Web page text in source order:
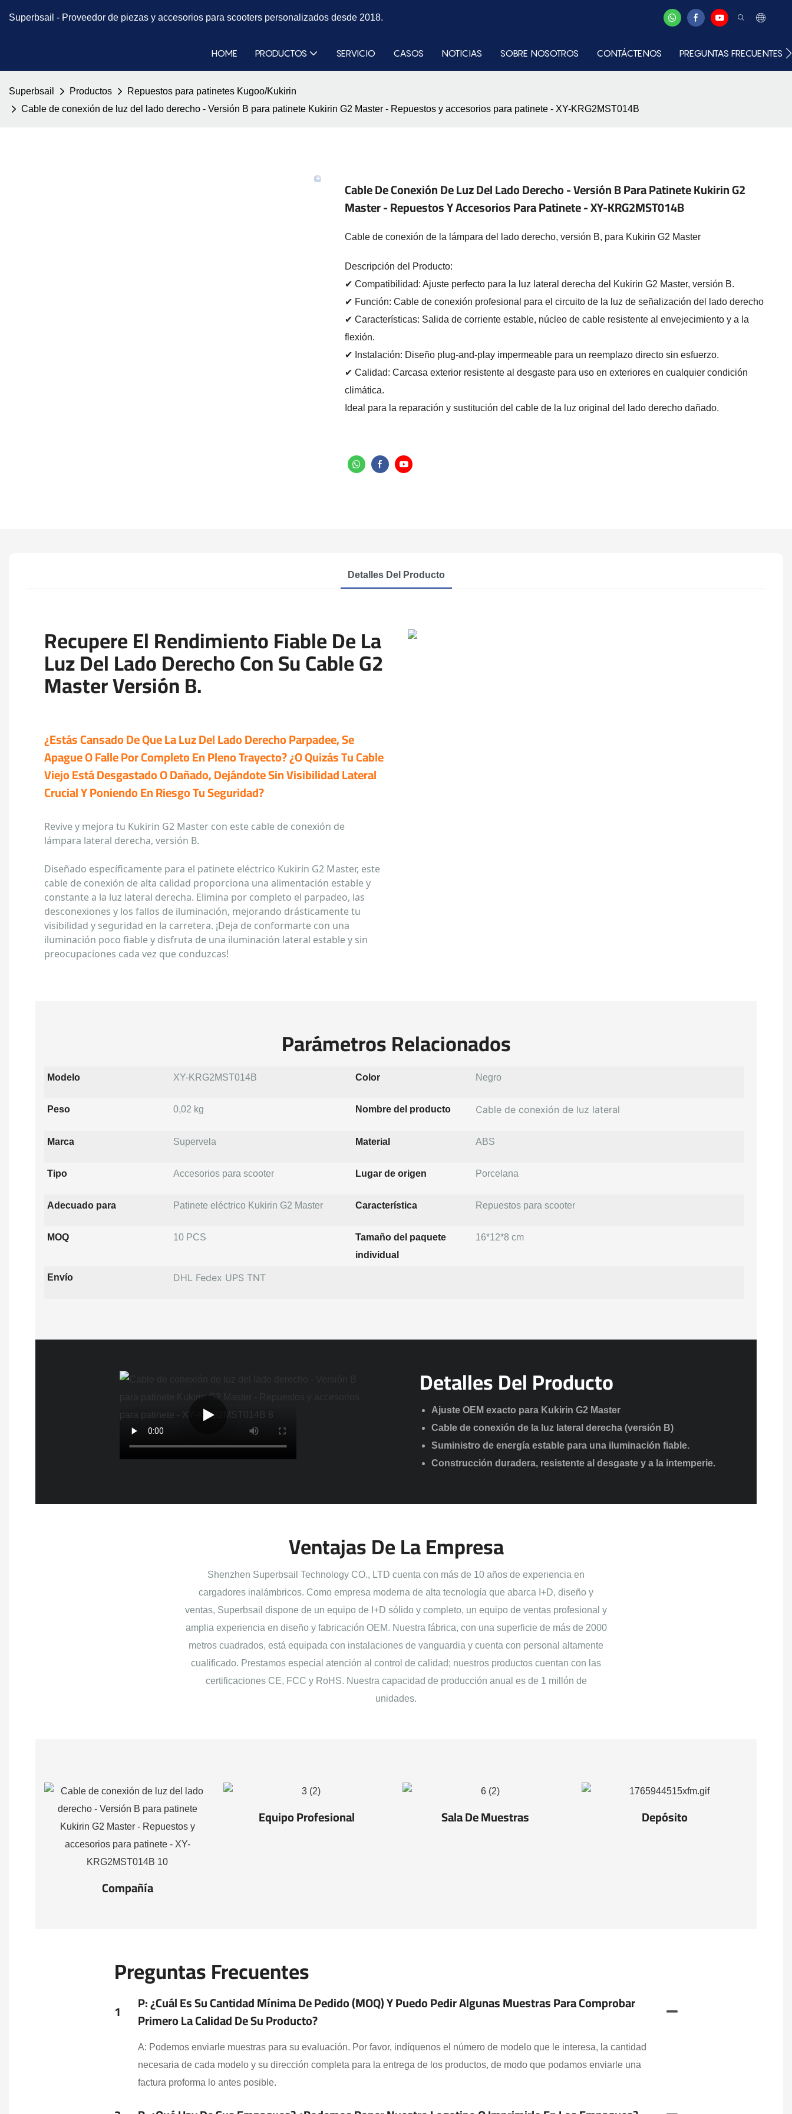
Superbsail - Proveedor de piezas y accesorios para scooters personalizados desde 2018.
HOME PRODUCTOS SERVICIO CASOS NOTICIAS SOBRE NOSOTROS CONTÁCTENOS PREGUNTAS FRECUENTES
Superbsail Productos
Repuestos para patinetes Kugoo/Kukirin
Cable de conexión de luz del lado derecho - Versión B para patinete Kukirin G2 Master - Repuestos y accesorios para patinete - XY-KRG2MST014B
Cable De Conexión De Luz Del Lado Derecho - Versión B Para Patinete Kukirin G2
Master - Repuestos Y Accesorios Para Patinete - XY-KRG2MST014B
Cable de conexión de la lámpara del lado derecho, versión B, para Kukirin G2 Master
Descripción del Producto:
✔ Compatibilidad: Ajuste perfecto para la luz lateral derecha del Kukirin G2 Master, versión B.
✔ Función: Cable de conexión profesional para el circuito de la luz de señalización del lado derecho
✔ Características: Salida de corriente estable, núcleo de cable resistente al envejecimiento y a la
flexión.
✔ Instalación: Diseño plug-and-play impermeable para un reemplazo directo sin esfuerzo.
✔ Calidad: Carcasa exterior resistente al desgaste para uso en exteriores en cualquier condición
climática.
Ideal para la reparación y sustitución del cable de la luz original del lado derecho dañado.
Detalles Del Producto
Recupere El Rendimiento Fiable De La
Luz Del Lado Derecho Con Su Cable G2
Master Versión B.
¿Estás Cansado De Que La Luz Del Lado Derecho Parpadee, Se
Apague O Falle Por Completo En Pleno Trayecto? ¿O Quizás Tu Cable
Viejo Está Desgastado O Dañado, Dejándote Sin Visibilidad Lateral
Crucial Y Poniendo En Riesgo Tu Seguridad?
Revive y mejora tu Kukirin G2 Master con este cable de conexión de
lámpara lateral derecha, versión B.
Diseñado específicamente para el patinete eléctrico Kukirin G2 Master, este
cable de conexión de alta calidad proporciona una alimentación estable y
constante a la luz lateral derecha. Elimina por completo el parpadeo, las
desconexiones y los fallos de iluminación, mejorando drásticamente tu
visibilidad y seguridad en la carretera. ¡Deja de conformarte con una
iluminación poco fiable y disfruta de una iluminación lateral estable y sin
preocupaciones cada vez que conduzcas!
Parámetros Relacionados
Modelo XY-KRG2MST014B Color Negro
Peso 0,02 kg Nombre del producto Cable de conexión de luz lateral
Marca Supervela Material ABS
Tipo Accesorios para scooter Lugar de origen Porcelana
Adecuado para Patinete eléctrico Kukirin G2 Master Característica Repuestos para scooter
MOQ 10 PCS
Tamaño del paquete
individual
16*12*8 cm
Envío DHL Fedex UPS TNT
Detalles Del Producto
Ajuste OEM exacto para Kukirin G2 Master
Cable de conexión de la luz lateral derecha (versión B)
Suministro de energía estable para una iluminación fiable.
Construcción duradera, resistente al desgaste y a la intemperie.
Ventajas De La Empresa
Shenzhen Superbsail Technology CO., LTD cuenta con más de 10 años de experiencia en
cargadores inalámbricos. Como empresa moderna de alta tecnología que abarca I+D, diseño y
ventas, Superbsail dispone de un equipo de I+D sólido y completo, un equipo de ventas profesional y
amplia experiencia en diseño y fabricación OEM. Nuestra fábrica, con una superficie de más de 2000
metros cuadrados, está equipada con instalaciones de vanguardia y cuenta con personal altamente
cualificado. Prestamos especial atención al control de calidad; nuestros productos cuentan con las
certificaciones CE, FCC y RoHS. Nuestra capacidad de producción anual es de 1 millón de
unidades.
Compañía
Equipo Profesional Sala De Muestras Depósito
Preguntas Frecuentes
1
P: ¿Cuál Es Su Cantidad Mínima De Pedido (MOQ) Y Puedo Pedir Algunas Muestras Para Comprobar
Primero La Calidad De Su Producto?
A: Podemos enviarle muestras para su evaluación. Por favor, indíquenos el número de modelo que le interesa, la cantidad
necesaria de cada modelo y su dirección completa para la entrega de los productos, de modo que podamos enviarle una
factura proforma lo antes posible.